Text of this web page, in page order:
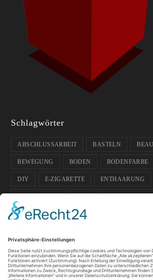
Schlagwörter
ABSCHLUSSARBEIT BASTELN
BEWEGUNG BODEN BODENFARBE
DIY E-ZIGARETTE ENTHAARUNG
FUSSBODENFARBE
HAUSTIERE HOCHZEIT ISOKINETIK
KOSMETIK LICHT PFLANZEN